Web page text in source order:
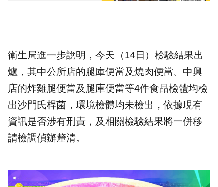
衛生局進一步說明，今天（14日）檢驗結果出
爐，其中公所店的腿庫便當及燒肉便當、中興
店的炸雞腿便當及腿庫便當等4件食品檢體均檢
出沙門氏桿菌，環境檢體均未檢出，依據現有
資訊是否涉有刑責，及相關檢驗結果將一併移
請檢調偵辦釐清。